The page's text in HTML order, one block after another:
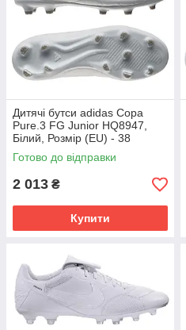
Дитячі бутси adidas Copa
Pure.3 FG Junior HQ8947,
Білий, Розмір (EU) - 38
Готово до відправки
2 013 ₴
Купити